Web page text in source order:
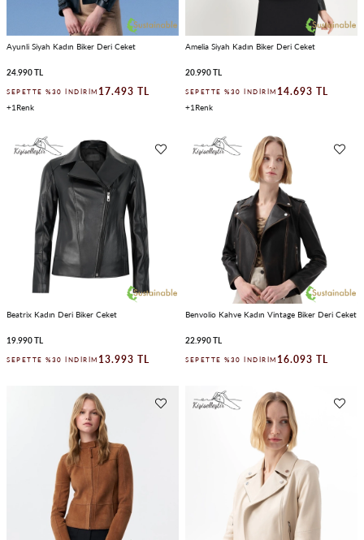
Ayunli Siyah Kadın Biker Deri Ceket
24.990 TL
SEPETTE %30 İNDIRIM 17.493 TL
1
Amelia Siyah Kadın Biker Deri Ceket
20.990 TL
SEPETTE %30 İNDIRIM 14.693 TL
1
Beatrix Kadın Deri Biker Ceket
19.990 TL
SEPETTE %30 İNDIRIM 13.993 TL
Benvolio Kahve Kadın Vintage Biker Deri Ceket
22.990 TL
SEPETTE %30 İNDIRIM 16.093 TL